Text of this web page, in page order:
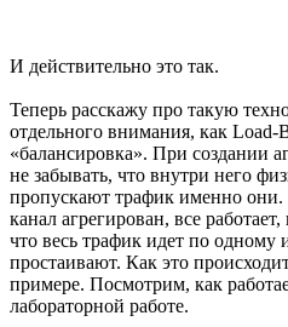
И действительно это так.
Теперь расскажу про такую
отдельного внимания, как Load-
«балансировка». При создании
не забывать, что внутри него
пропускают трафик именно
канал агрегирован, все
что весь трафик идет по одному
простаивают. Как это
примере. Посмотрим, как
лабораторной работе.